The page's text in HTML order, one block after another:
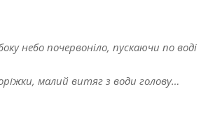
небо почервоніло, пускаючи по воді
малий витяг з води голову…